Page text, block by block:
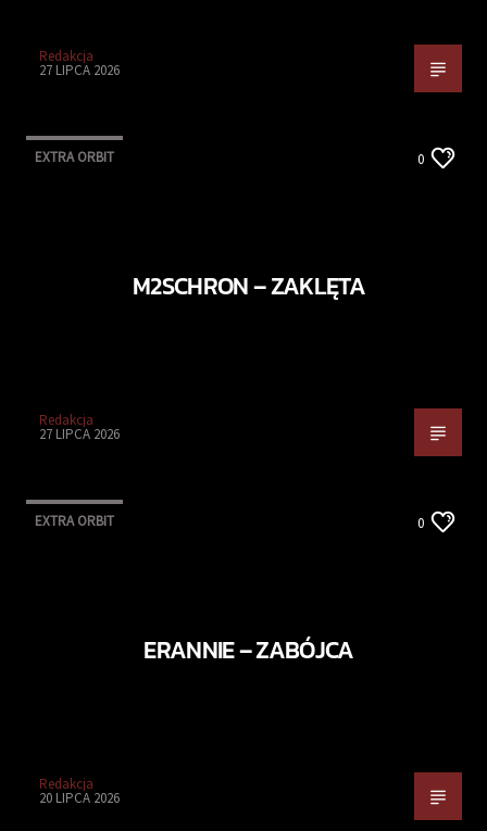
Redakcja
27 LIPCA 2026
EXTRA ORBIT 0
M2SCHRON – ZAKLĘTA
Redakcja
27 LIPCA 2026
EXTRA ORBIT 0
ERANNIE – ZABÓJCA
Redakcja
20 LIPCA 2026